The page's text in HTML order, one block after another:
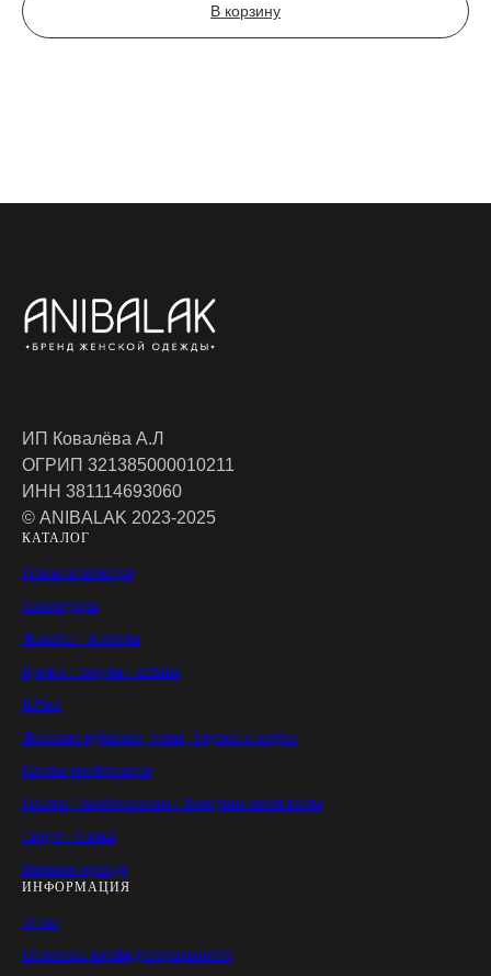
В корзину
ИП Ковалёва А.Л
ОГРИП 321385000010211
ИНН 381114693060
© ANIBALAK 2023-2025
КАТАЛОГ
Новая коллекция
Аксессуары
Жакеты / Жилеты
Брюки / шорты / штаны
Юбки
Женские рубашки, топы, блузки и кофты
Платье комбинация
Платья / Комбинезоны / Вечерние комплекты
Спорт / Casual
Верхняя одежда
ИНФОРМАЦИЯ
О нас
Политика конфиденциальности